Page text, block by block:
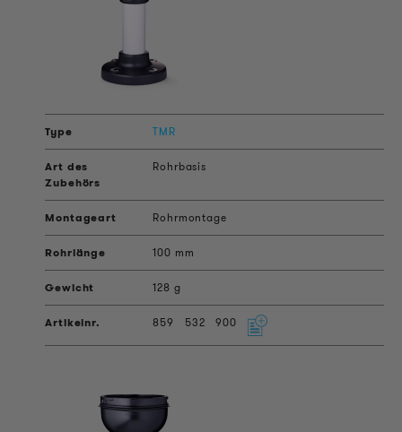
TMR
Rohrbasis
Rohrmontage
100 mm
128 g
859 532 900